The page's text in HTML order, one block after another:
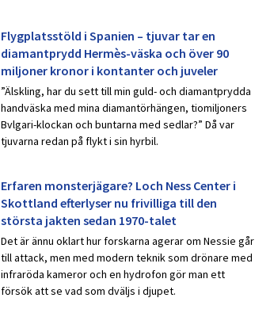
Flygplatsstöld i Spanien – tjuvar tar en
diamantprydd Hermès-väska och över 90
miljoner kronor i kontanter och juveler
”Älskling, har du sett till min guld- och diamantprydda
handväska med mina diamantörhängen, tiomiljoners
Bvlgari-klockan och buntarna med sedlar?” Då var
tjuvarna redan på flykt i sin hyrbil.
Erfaren monsterjägare? Loch Ness Center i
Skottland efterlyser nu frivilliga till den
största jakten sedan 1970-talet
Det är ännu oklart hur forskarna agerar om Nessie går
till attack, men med modern teknik som drönare med
infraröda kameror och en hydrofon gör man ett
försök att se vad som dväljs i djupet.